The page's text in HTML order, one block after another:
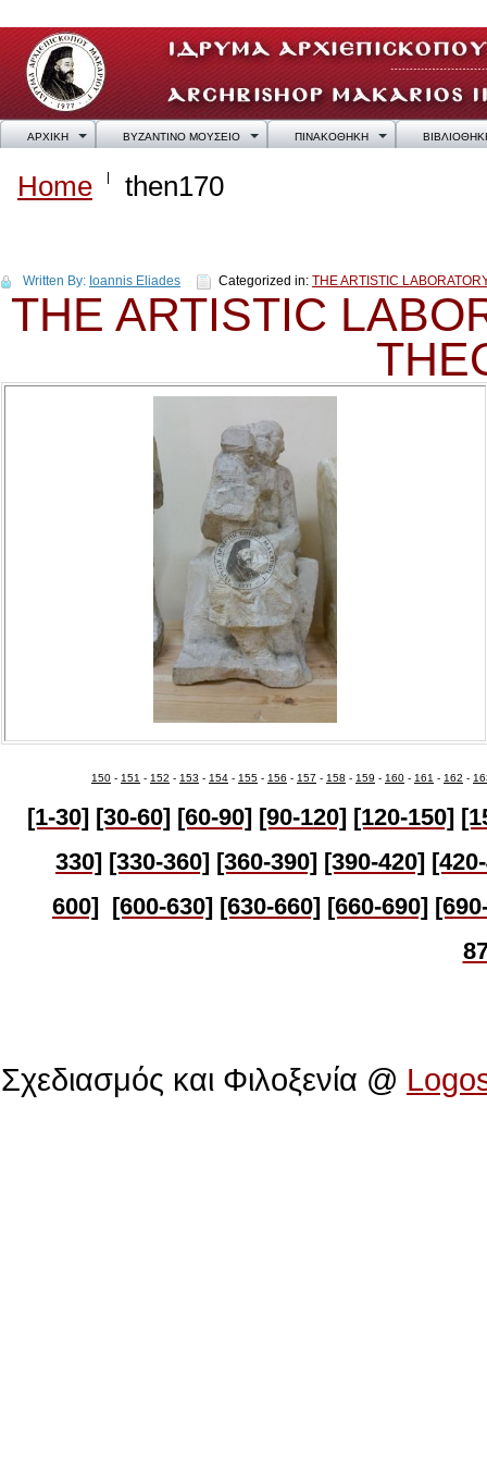
ΑΡΧΙΚΗ ΒΥΖΑΝΤΙΝΟ ΜΟΥΣΕΙΟ ΠΙΝΑΚΟΘΗΚΗ
Home then170
Written By: Ioannis Eliades Categorized in: THE ARTISTIC
THE ARTISTIC
150 - 151 - 152 - 153 - 154 - 155 - 156 - 157 - 158 - 159 - 160 - 161 - 162 -
[1-30] [30-60] [60-90] [90-120] [120-150]
330] [330-360] [360-390] [390-420]
600] [600-630] [630-660] [660-690]
Σχεδιασμός και Φιλοξενία @